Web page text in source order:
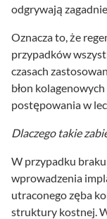
odgrywają
Oznacza to, że
przypadków
czasach
błon
postępowania w
Dlaczego takie
W przypadku
wprowadzenia
utraconego zęba
struktury kostnej.